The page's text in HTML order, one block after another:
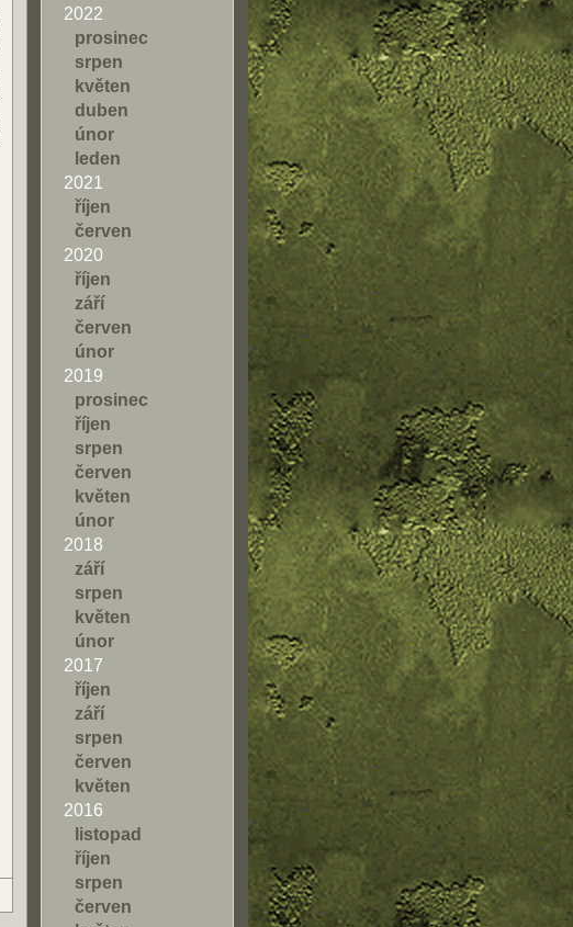
2022
prosinec
srpen
květen
duben
únor
leden
2021
říjen
červen
2020
říjen
září
červen
únor
2019
prosinec
říjen
srpen
červen
květen
únor
2018
září
srpen
květen
únor
2017
říjen
září
srpen
červen
květen
2016
listopad
říjen
srpen
červen